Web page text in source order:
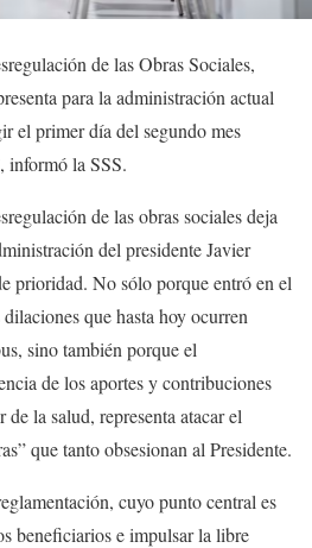
de las Obras Sociales,
para la administración actual
el primer día del segundo mes
informó la SSS.
de las obras sociales deja
del presidente Javier
prioridad. No sólo porque entró en el
que hasta hoy ocurren
sino también porque el
de los aportes y contribuciones
la salud, representa atacar el
que tanto obsesionan al Presidente.
cuyo punto central es
beneficiarios e impulsar la libre